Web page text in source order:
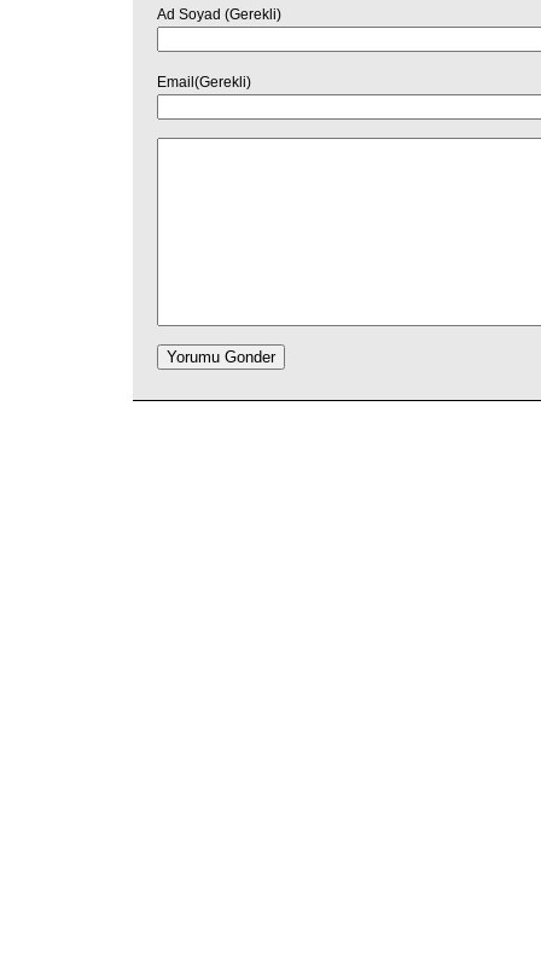
Ad Soyad (Gerekli)
Email(Gerekli)